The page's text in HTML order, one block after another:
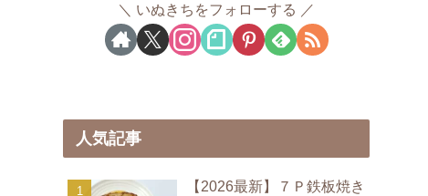
いぬきちをフォローする
人気記事
【2026最新】７Ｐ鉄板焼き